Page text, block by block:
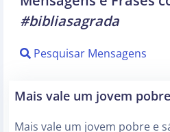
#bibliasagrada
Pesquisar Mensagens
Mais vale um jovem
Mais vale um jovem pobre e